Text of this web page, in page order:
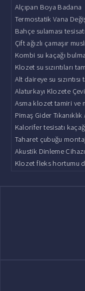
Alçıpan Boya Badana
Termostatik Vana
Bahçe sulaması tesisatı
Çift ağızlı çamaşır
Kombi su kaçağı
Klozet su sızıntıları
Alt daireye su sızıntısı
Alaturkayı Klozete
Asma klozet tamiri ve
Pimaş Gider Tıkanıklık
Kalorifer tesisatı
Taharet çubuğu
Akustik Dinleme
Klozet fleks hortumu